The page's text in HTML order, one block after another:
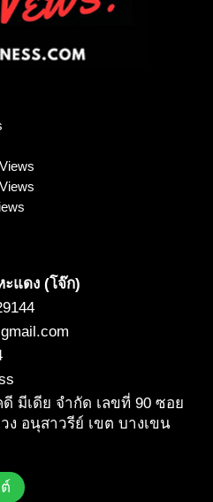
แดง (โจ๊ก)
มีเดีย จำกัด เลขที่ 90 ซอย
ง อนุสาวรีย์ เขต บางเขน